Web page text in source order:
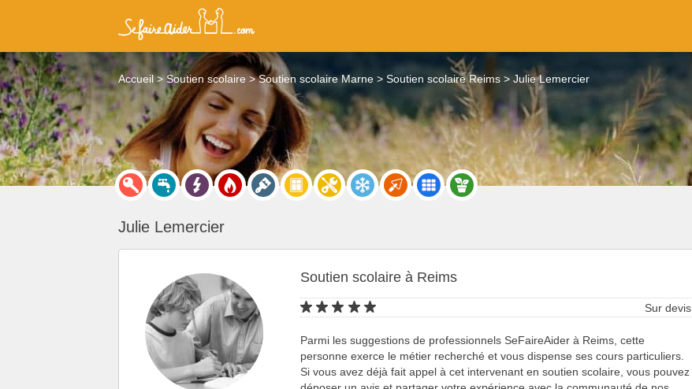
Accueil Soutien scolaire Soutien scolaire Marne Soutien scolaire Reims Julie Lemercier
Julie Lemercier
Soutien scolaire à Reims
Sur devis
Parmi les suggestions de professionnels SeFaireAider à Reims, cette
personne exerce le métier recherché et vous dispense ses cours particuliers.
Si vous avez déjà fait appel à cet intervenant en soutien scolaire, vous pouvez